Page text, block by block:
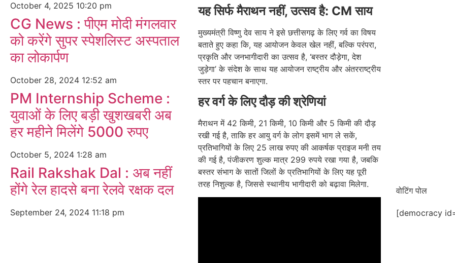
October 4, 2025 10:20 pm
CG News : पीएम मोदी मंगलवार
को करेंगे सुपर स्पेशलिस्ट अस्पताल
का लोकार्पण
October 28, 2024 12:52 am
PM Internship Scheme :
युवाओं के लिए बड़ी खुशखबरी अब
हर महीने मिलेंगे 5000 रुपए
October 5, 2024 1:28 am
Rail Rakshak Dal : अब नहीं
होंगे रेल हादसे बना रेलवे रक्षक दल
September 24, 2024 11:18 pm
यह सिर्फ मैराथन नहीं, उत्सव है: CM साय
मुख्यमंत्री विष्णु देव साय ने इसे छत्तीसगढ़ के लिए गर्व का विषय
बताते हुए कहा कि, यह आयोजन केवल खेल नहीं, बल्कि परंपरा,
प्रकृति और जनभागीदारी का उत्सव है, ‘बस्तर दौड़ेगा, देश
जुड़ेगा’ के संदेश के साथ यह आयोजन राष्ट्रीय और अंतरराष्ट्रीय
स्तर पर पहचान बनाएगा.
हर वर्ग के लिए दौड़ की श्रेणियां
मैराथन में 42 किमी, 21 किमी, 10 किमी और 5 किमी की दौड़
रखी गई है, ताकि हर आयु वर्ग के लोग इसमें भाग ले सकें,
प्रतिभागियों के लिए 25 लाख रुपए की आकर्षक प्राइज मनी तय
की गई है, पंजीकरण शुल्क मात्र 299 रुपये रखा गया है, जबकि
बस्तर संभाग के सातों जिलों के प्रतिभागियों के लिए यह पूरी
तरह निशुल्क है, जिससे स्थानीय भागीदारी को बढ़ावा मिलेगा.
वोटिंग पोल
[democracy